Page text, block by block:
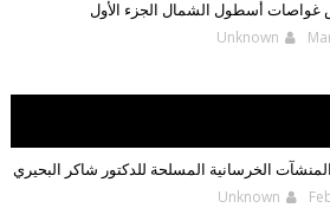
غواصات أسطول الشمال الجزء الأول
Unknown
الخرسانية المسلحة للدكتور شاكر البحيري
Unknown